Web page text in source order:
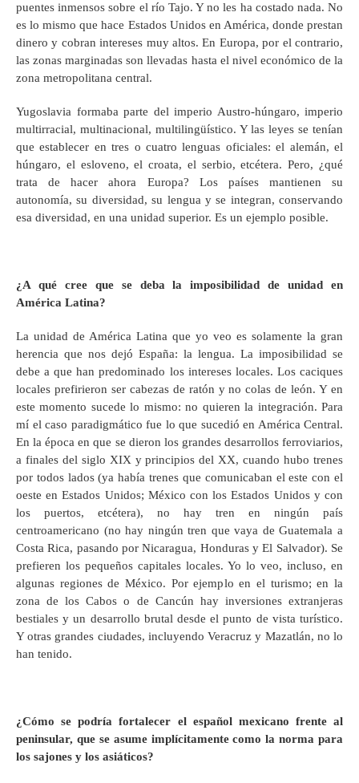
puentes inmensos sobre el río Tajo. Y no les ha costado nada. No
es lo mismo que hace Estados Unidos en América, donde prestan
dinero y cobran intereses muy altos. En Europa, por el contrario,
las zonas marginadas son llevadas hasta el nivel económico de la
zona metropolitana central.
Yugoslavia formaba parte del imperio Austro-húngaro, imperio
multirracial, multinacional, multilingüístico. Y las leyes se tenían
que establecer en tres o cuatro lenguas oficiales: el alemán, el
húngaro, el esloveno, el croata, el serbio, etcétera. Pero, ¿qué
trata de hacer ahora Europa? Los países mantienen su
autonomía, su diversidad, su lengua y se integran, conservando
esa diversidad, en una unidad superior. Es un ejemplo posible.
¿A qué cree que se deba la imposibilidad de unidad en
América Latina?
La unidad de América Latina que yo veo es solamente la gran
herencia que nos dejó España: la lengua. La imposibilidad se
debe a que han predominado los intereses locales. Los caciques
locales prefirieron ser cabezas de ratón y no colas de león. Y en
este momento sucede lo mismo: no quieren la integración. Para
mí el caso paradigmático fue lo que sucedió en América Central.
En la época en que se dieron los grandes desarrollos ferroviarios,
a finales del siglo XIX y principios del XX, cuando hubo trenes
por todos lados (ya había trenes que comunicaban el este con el
oeste en Estados Unidos; México con los Estados Unidos y con
los puertos, etcétera), no hay tren en ningún país
centroamericano (no hay ningún tren que vaya de Guatemala a
Costa Rica, pasando por Nicaragua, Honduras y El Salvador). Se
prefieren los pequeños capitales locales. Yo lo veo, incluso, en
algunas regiones de México. Por ejemplo en el turismo; en la
zona de los Cabos o de Cancún hay inversiones extranjeras
bestiales y un desarrollo brutal desde el punto de vista turístico.
Y otras grandes ciudades, incluyendo Veracruz y Mazatlán, no lo
han tenido.
¿Cómo se podría fortalecer el español mexicano frente al
peninsular, que se asume implícitamente como la norma para
los sajones y los asiáticos?